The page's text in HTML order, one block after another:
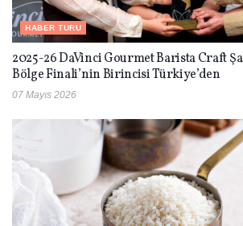
HABER TURU
2025-26 DaVinci Gourmet Barista Craft
Bölge Finali’nin Birincisi Türkiye’den
07 Mayıs 2026